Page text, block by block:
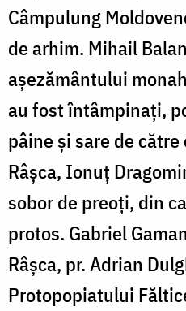
Câmpulung
de arhim. Mihail
așezământului
au fost întâmpinați,
pâine și sare de
Râșca, Ionuț
sobor de preoți, din
protos. Gabriel
Râșca, pr. Adrian
Protopopiatului